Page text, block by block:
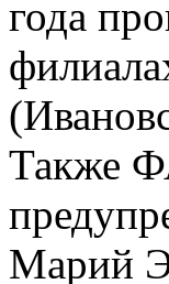
года
Также
Марий